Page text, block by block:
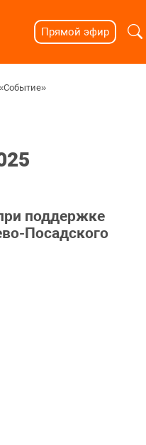
Прямой эфир
поддержке
Посадского